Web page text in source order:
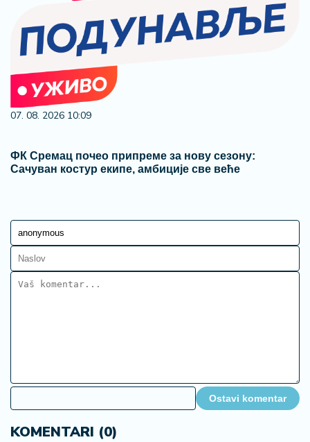
07. 08. 2026 10:09
ФК Сремац почео припреме за нову сезону:
Сачуван костур екипе, амбиције све веће
Ostavi komentar
KOMENTARI (0)